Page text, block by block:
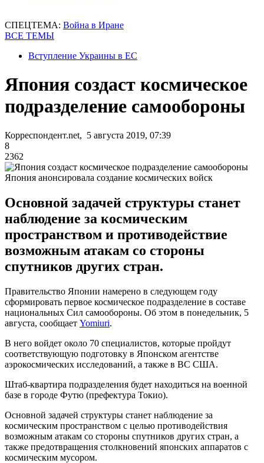
СПЕЦТЕМА: Война в Иране
ВСЕ ТЕМЫ
Вступление Украины в ЕС
Япония создаст космическое
подразделение самообороны
Корреспондент.net, 5 августа 2019, 07:39
8
2362
Япония анонсировала создание космических войск
Основной задачей структуры станет
наблюдение за космическим
пространством и противодействие
возможным атакам со стороны
спутников других стран.
Правительство Японии намерено в следующем году
сформировать первое космическое подразделение в составе
национальных Сил самообороны. Об этом в понедельник, 5
августа, сообщает Yomiuri.
В него войдет около 70 специалистов, которые пройдут
соответствующую подготовку в Японском агентстве
аэрокосмических исследований, а также в ВС США.
Штаб-квартира подразделения будет находиться на военной
базе в городе Футю (префектура Токио).
Основной задачей структуры станет наблюдение за
космическим пространством с целью противодействия
возможным атакам со стороны спутников других стран, а
также предотвращения столкновений японских аппаратов с
космическим мусором.